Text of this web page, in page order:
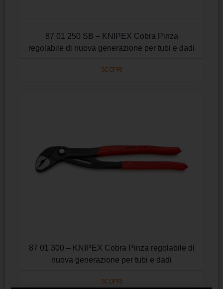
87 01 250 SB – KNIPEX Cobra Pinza
regolabile di nuova generazione per tubi e dadi
SCOPRI
87 01 300 – KNIPEX Cobra Pinza regolabile di
nuova generazione per tubi e dadi
SCOPRI